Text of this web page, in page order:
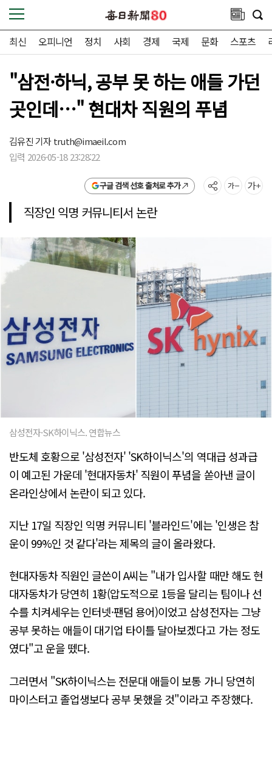
최신 오피니언 정치 사회 경제 국제 문화 스포츠
"삼전·하닉, 공부 못 하는 애들 가던
곳인데…" 현대차 직원의 푸념
김유진 기자truth@imaeil.com
입력 2026-05-18 23:28:22
구글 검색 선호 출처로 추가
직장인 익명 커뮤니티서 논란
삼성전자·SK하이닉스. 연합뉴스
반도체 호황으로 '삼성전자' 'SK하이닉스'의 역대급 성과급
이 예고된 가운데 '현대자동차' 직원이 푸념을 쏟아낸 글이
온라인상에서 논란이 되고 있다.
지난 17일 직장인 익명 커뮤니티 '블라인드'에는 '인생은 참
운이 99%인 것 같다'라는 제목의 글이 올라왔다.
현대자동차 직원인 글쓴이 A씨는 "내가 입사할 때만 해도 현
대자동차가 당연히 1황(압도적으로 1등을 달리는 팀이나 선
수를 치켜세우는 인터넷·팬덤 용어)이었고 삼성전자는 그냥
공부 못하는 애들이 대기업 타이틀 달아보겠다고 가는 정도
였다"고 운을 뗐다.
그러면서 "SK하이닉스는 전문대 애들이 보통 가니 당연히
마이스터고 졸업생보다 공부 못했을 것"이라고 주장했다.